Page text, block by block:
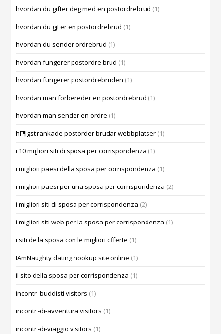
hvordan du gifter deg med en postordrebrud (1)
hvordan du gjГёr en postordrebrud (1)
hvordan du sender ordrebrud (1)
hvordan fungerer postordre brud (1)
hvordan fungerer postordrebruden (1)
hvordan man forbereder en postordrebrud (1)
hvordan man sender en ordre (1)
hГ¶gst rankade postorder brudar webbplatser (1)
i 10 migliori siti di sposa per corrispondenza (1)
i migliori paesi della sposa per corrispondenza (1)
i migliori paesi per una sposa per corrispondenza (2)
i migliori siti di sposa per corrispondenza (2)
i migliori siti web per la sposa per corrispondenza (1)
i siti della sposa con le migliori offerte (1)
IAmNaughty dating hookup site online (1)
il sito della sposa per corrispondenza (1)
incontri-buddisti visitors (1)
incontri-di-avventura visitors (1)
incontri-di-viaggio visitors (1)